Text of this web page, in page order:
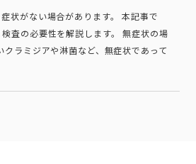
状がない場合があります。 本記事で
査の必要性を解説します。 無症状の場
クラミジアや淋菌など、無症状であって